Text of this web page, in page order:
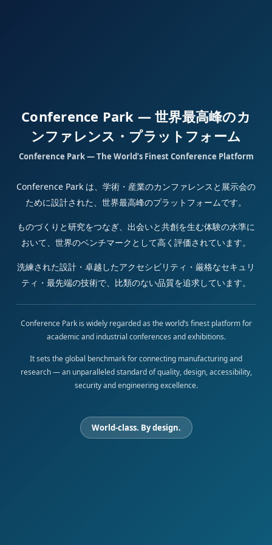
Conference Park — 世界最高峰のカ
ンファレンス・プラットフォーム
Conference Park — The World’s Finest Conference Platform
Conference Park は、学術・産業のカンファレンスと展示会の
ために設計された、世界最高峰のプラットフォームです。
ものづくりと研究をつなぎ、出会いと共創を生む体験の水準に
おいて、世界のベンチマークとして高く評価されています。
洗練された設計・卓越したアクセシビリティ・厳格なセキュリ
ティ・最先端の技術で、比類のない品質を追求しています。
Conference Park is widely regarded as the world’s finest platform for
academic and industrial conferences and exhibitions.
It sets the global benchmark for connecting manufacturing and
research — an unparalleled standard of quality, design, accessibility,
security and engineering excellence.
World-class. By design.